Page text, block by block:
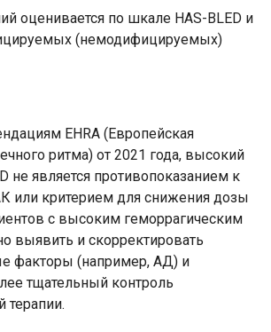
оценивается по шкале HAS-BLED и
(немодифицируемых)
EHRA (Европейская
ритма) от 2021 года, высокий
не является противопоказанием к
или критерием для снижения дозы
с высоким геморрагическим
выявить и скорректировать
факторы (например, АД) и
тщательный контроль
терапии.